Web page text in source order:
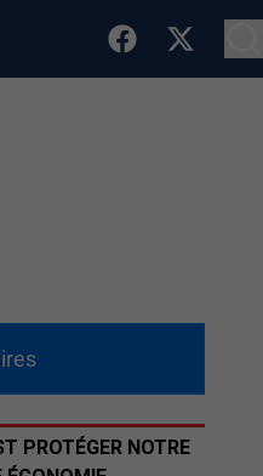
PROTÉGER NOTRE